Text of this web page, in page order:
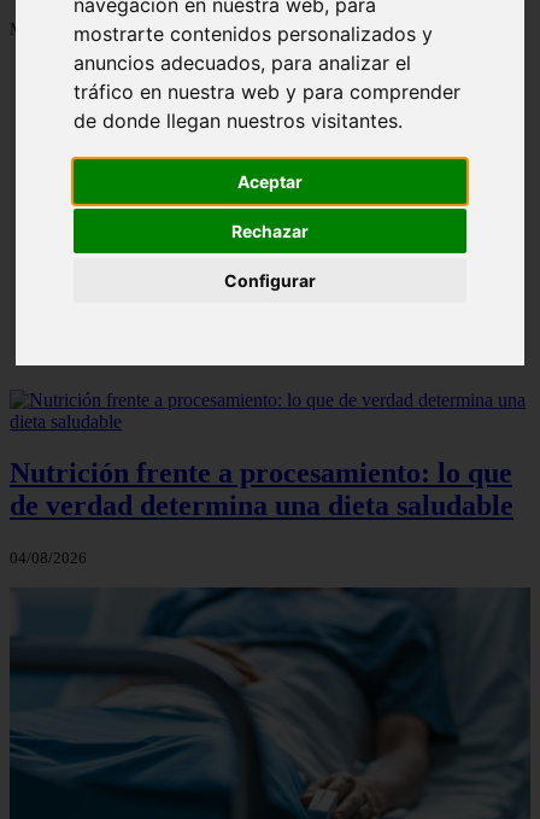
mostrarte contenidos personalizados y
anuncios adecuados, para analizar el
tráfico en nuestra web y para comprender
de donde llegan nuestros visitantes.
Aceptar
Rechazar
Configurar
Mostrando 1 - 24 de 1287 artículos
Contraindicaciones del espino amarillo: conocelas
ahora
Nutrición frente a procesamiento: lo que
de verdad determina una dieta saludable
04/08/2026